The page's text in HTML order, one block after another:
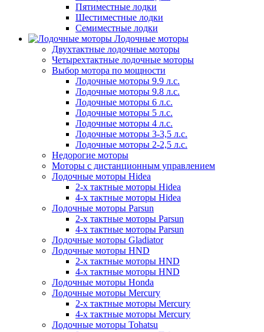
Пятиместные лодки
Шестиместные лодки
Семиместные лодки
Лодочные моторы
Двухтактные лодочные моторы
Четырехтактные лодочные моторы
Выбор мотора по мощности
Лодочные моторы 9.9 л.с.
Лодочные моторы 9.8 л.с.
Лодочные моторы 6 л.с.
Лодочные моторы 5 л.с.
Лодочные моторы 4 л.с.
Лодочные моторы 3-3,5 л.с.
Лодочные моторы 2-2,5 л.с.
Недорогие моторы
Моторы с дистанционным управлением
Лодочные моторы Hidea
2-х тактные моторы Hidea
4-х тактные моторы Hidea
Лодочные моторы Parsun
2-х тактные моторы Parsun
4-х тактные моторы Parsun
Лодочные моторы Gladiator
Лодочные моторы HND
2-х тактные моторы HND
4-х тактные моторы HND
Лодочные моторы Honda
Лодочные моторы Mercury
2-х тактные моторы Mercury
4-х тактные моторы Mercury
Лодочные моторы Tohatsu